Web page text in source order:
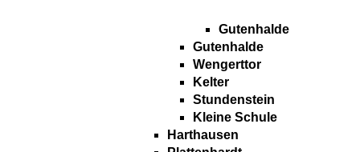
Gutenhalde
Gutenhalde
Wengerttor
Kelter
Stundenstein
Kleine Schule
Harthausen